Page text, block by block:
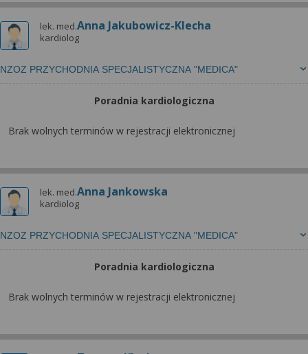
lek. med.Anna Jakubowicz-Klecha
kardiolog
NZOZ PRZYCHODNIA SPECJALISTYCZNA "MEDICA"
Poradnia kardiologiczna
Brak wolnych terminów w rejestracji elektronicznej
lek. med.Anna Jankowska
kardiolog
NZOZ PRZYCHODNIA SPECJALISTYCZNA "MEDICA"
Poradnia kardiologiczna
Brak wolnych terminów w rejestracji elektronicznej